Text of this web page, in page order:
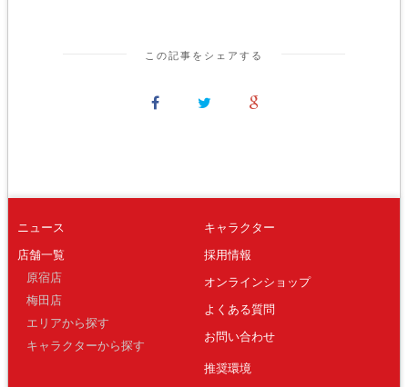
この記事をシェアする
ニュース
店舗一覧
原宿店
梅田店
エリアから探す
キャラクターから探す
キャラクター
採用情報
オンラインショップ
よくある質問
お問い合わせ
推奨環境